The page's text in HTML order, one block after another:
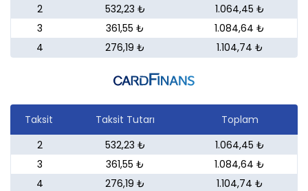
2
532,23 ₺
1.064,45 ₺
3
361,55 ₺
1.084,64 ₺
4
276,19 ₺ 1.104,74 ₺
Taksit Taksit Tutarı
Toplam
2
532,23 ₺
1.064,45 ₺
3
361,55 ₺
1.084,64 ₺
4
276,19 ₺ 1.104,74 ₺